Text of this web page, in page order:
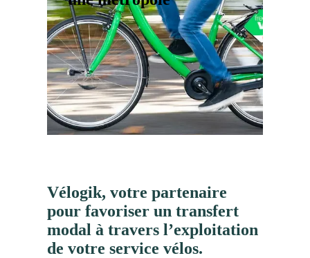
Vélogik, votre partenaire
pour favoriser un transfert
modal à travers l’exploitation
de votre service vélos.